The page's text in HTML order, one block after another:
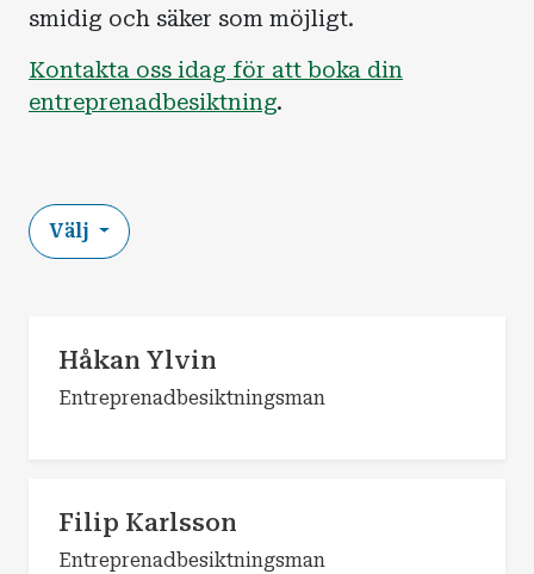
smidig och säker som möjligt.
Kontakta oss idag för att boka din
entreprenadbesiktning.
Välj
Håkan Ylvin
Entreprenadbesiktningsman
Filip Karlsson
Entreprenadbesiktningsman